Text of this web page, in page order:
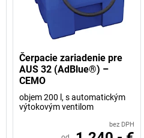
Čerpacie zariadenie pre
AUS 32 (AdBlue®) –
CEMO
objem 200 l, s automatickým
výtokovým ventilom
bez DPH